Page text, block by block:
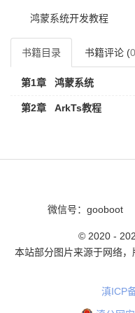
鸿蒙系统开发教程
书籍目录 书籍评论 (0
第1章 鸿蒙系统
第2章 ArkTs教程
微信号：gooboot
© 2020 -
本站部分图片来源于网络
滇ICP